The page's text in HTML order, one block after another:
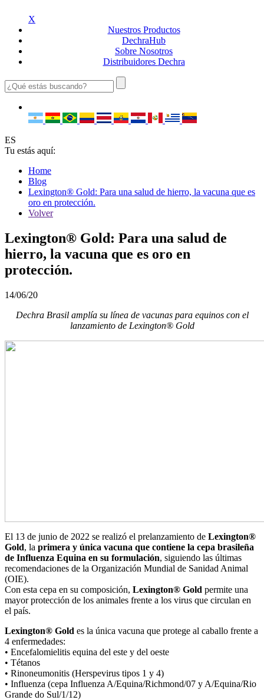
X
Nuestros Productos
DechraHub
Sobre Nosotros
Distribuidores Dechra
ES
Tu estás aquí:
Home
Blog
Lexington® Gold: Para una salud de hierro, la vacuna que es
oro en protección.
Volver
Lexington® Gold: Para una salud de
hierro, la vacuna que es oro en
protección.
14/06/20
Dechra Brasil amplía su línea de vacunas para equinos con el
lanzamiento de Lexington® Gold
El 13 de junio de 2022 se realizó el prelanzamiento de Lexington®
Gold, la primera y única vacuna que contiene la cepa brasileña
de Influenza Equina en su formulación, siguiendo las últimas
recomendaciones de la Organización Mundial de Sanidad Animal
(OIE).
Con esta cepa en su composición, Lexington® Gold permite una
mayor protección de los animales frente a los virus que circulan en
el país.
Lexington® Gold es la única vacuna que protege al caballo frente a
4 enfermedades:
• Encefalomielitis equina del este y del oeste
• Tétanos
• Rinoneumonitis (Herspevirus tipos 1 y 4)
• Influenza (cepa Influenza A/Equina/Richmond/07 y A/Equina/Rio
Grande do Sul/1/12)